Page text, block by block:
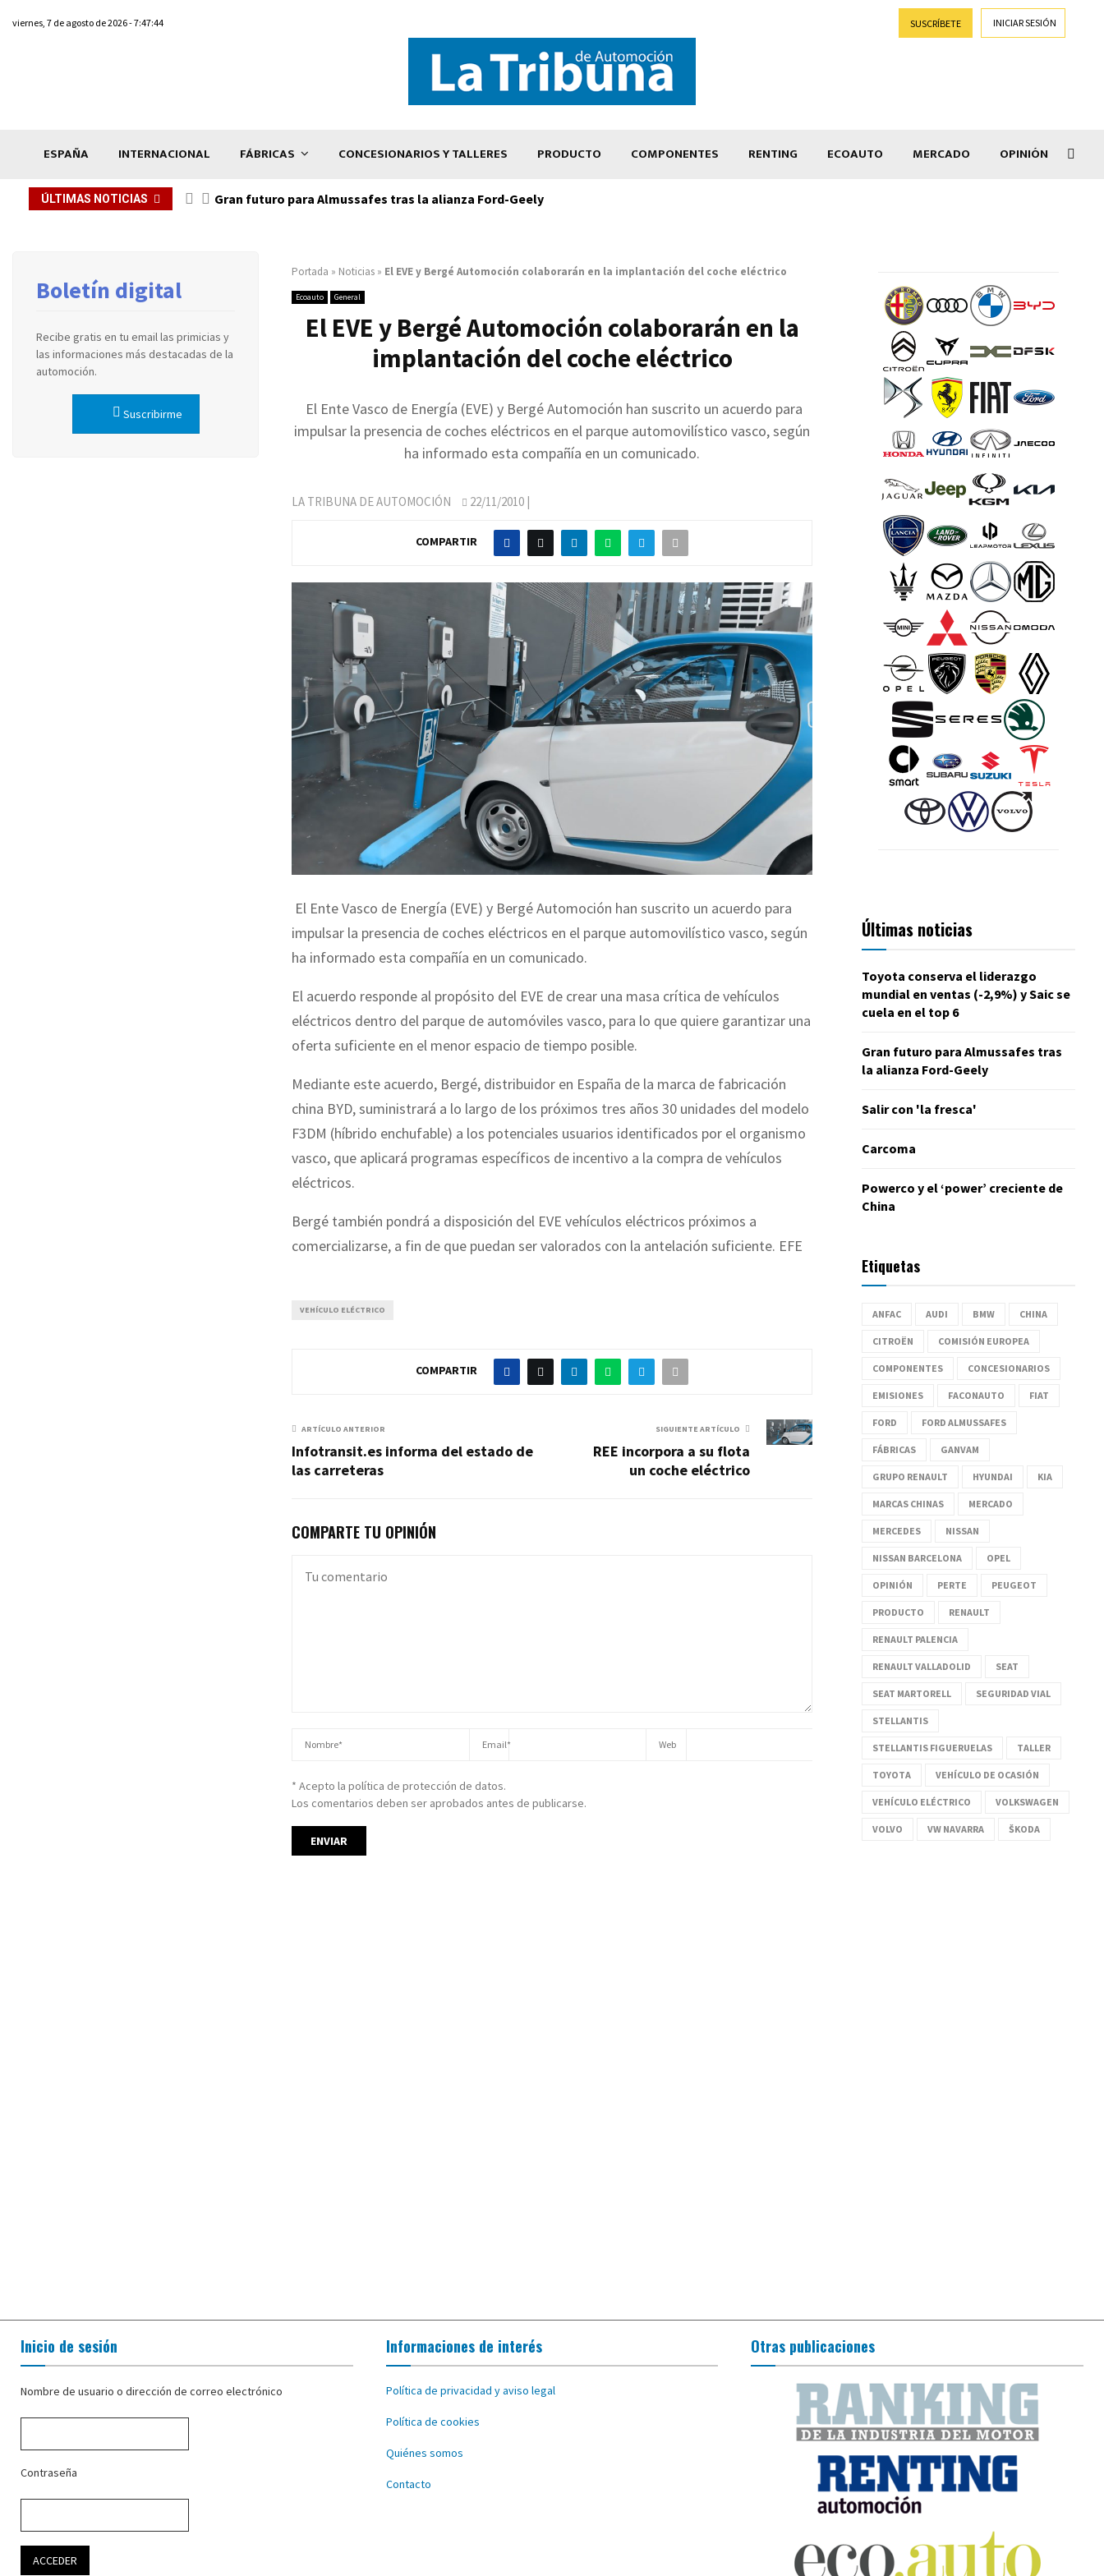
viernes, 7 de agosto de 2026 - 7:47:44 SUSCRÍBETE INICIAR SESIÓN
ESPAÑA INTERNACIONAL FÁBRICAS CONCESIONARIOS Y TALLERES PRODUCTO COMPONENTES RENTING ECOAUTO MERCADO OPINIÓN
ÚLTIMAS NOTICIAS Gran futuro para Almussafes tras la alianza Ford-Geely
Portada » Noticias » El EVE y Bergé Automoción colaborarán en la implantación del coche eléctrico
Ecoauto General
El EVE y Bergé Automoción colaborarán en la
implantación del coche eléctrico
El Ente Vasco de Energía (EVE) y Bergé Automoción han suscrito un acuerdo para
impulsar la presencia de coches eléctricos en el parque automovilístico vasco, según
ha informado esta compañía en un comunicado.
LA TRIBUNA DE AUTOMOCIÓN 22/11/2010 |
COMPARTIR
El Ente Vasco de Energía (EVE) y Bergé Automoción han suscrito un acuerdo para
impulsar la presencia de coches eléctricos en el parque automovilístico vasco, según
ha informado esta compañía en un comunicado.
El acuerdo responde al propósito del EVE de crear una masa crítica de vehículos
eléctricos dentro del parque de automóviles vasco, para lo que quiere garantizar una
oferta suficiente en el menor espacio de tiempo posible.
Mediante este acuerdo, Bergé, distribuidor en España de la marca de fabricación
china BYD, suministrará a lo largo de los próximos tres años 30 unidades del modelo
F3DM (híbrido enchufable) a los potenciales usuarios identificados por el organismo
vasco, que aplicará programas específicos de incentivo a la compra de vehículos
eléctricos.
Bergé también pondrá a disposición del EVE vehículos eléctricos próximos a
comercializarse, a fin de que puedan ser valorados con la antelación suficiente. EFE
VEHÍCULO ELÉCTRICO
COMPARTIR
ARTÍCULO ANTERIOR
Infotransit.es informa del estado de
las carreteras
SIGUIENTE ARTÍCULO
REE incorpora a su flota
un coche eléctrico
COMPARTE TU OPINIÓN
* Acepto la política de protección de datos.
Los comentarios deben ser aprobados antes de publicarse.
Boletín digital
Recibe gratis en tu email las primicias y
las informaciones más destacadas de la
automoción.
Suscribirme
Últimas noticias
Toyota conserva el liderazgo
mundial en ventas (-2,9%) y Saic se
cuela en el top 6
Gran futuro para Almussafes tras
la alianza Ford-Geely
Salir con 'la fresca'
Carcoma
Powerco y el ‘power’ creciente de
China
Etiquetas
ANFAC AUDI BMW CHINA
CITROËN COMISIÓN EUROPEA
COMPONENTES CONCESIONARIOS
EMISIONES FACONAUTO FIAT
FORD FORD ALMUSSAFES
FÁBRICAS GANVAM
GRUPO RENAULT HYUNDAI KIA
MARCAS CHINAS MERCADO
MERCEDES NISSAN
NISSAN BARCELONA OPEL
OPINIÓN PERTE PEUGEOT
PRODUCTO RENAULT
RENAULT PALENCIA
RENAULT VALLADOLID SEAT
SEAT MARTORELL SEGURIDAD VIAL
STELLANTIS
STELLANTIS FIGUERUELAS TALLER
TOYOTA VEHÍCULO DE OCASIÓN
VEHÍCULO ELÉCTRICO VOLKSWAGEN
VOLVO VW NAVARRA ŠKODA
Inicio de sesión
Nombre de usuario o dirección de correo electrónico
Contraseña
Informaciones de interés
Política de privacidad y aviso legal
Política de cookies
Quiénes somos
Contacto
Otras publicaciones